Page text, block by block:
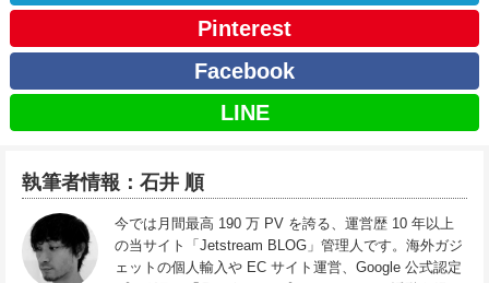
Pinterest
Facebook
LINE
執筆者情報：石井 順
今では月間最高 190 万 PV を誇る、運営歴 10 年以上
の当サイト「Jetstream BLOG」管理人です。海外ガジ
ェットの個人輸入や EC サイト運営、Google 公式認定